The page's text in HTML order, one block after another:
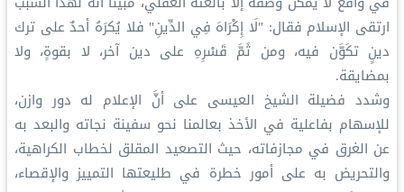
ارتقى الإسلام فقال: "لَا إِكْرَاهَ فِي الدِّينِ" فلا يُكرَهُ أحدٌ على ترك
دينٍ تكَوَّن فيه، ومن ثَمَّ قَسْرِهِ على دين آخر، لا بقوةٍ، ولا
بمضايقة.
وشدد فضيلة الشيخ العيسى على أنَّ الإعلام له دور وازن،
للإسهام بفاعلية في الأخذ بعالمنا نحو سفينة نجاته والبعد به
عن الغرق في مجازفاته، حيث التصعيد المقلق لخطاب الكراهية،
والتحريض به على أمور خطرة في طليعتها التمييز والإقصاء،